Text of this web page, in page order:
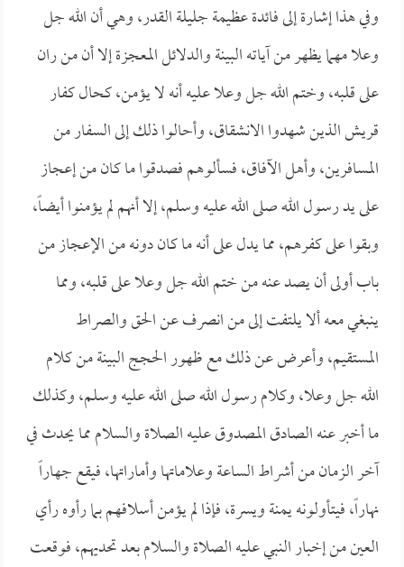
وفي هذا إشارة إلى فائدة عظيمة جليلة القدر، وهي أن الله جل
وعلا مهما يظهر من آياته البينة والدلائل المعجزة إلا أن من ران
على قلبه، وختم الله جل وعلا عليه أنه لا يؤمن، كحال كفار
قريش الذين شهدوا الانشقاق، وأحالوا ذلك إلى السفار من
المسافرين، وأهل الآفاق، فسألوهم فصدقوا ما كان من إعجاز
على يد رسول الله صلى الله عليه وسلم، إلا أنهم لم يؤمنوا أيضاً،
وبقوا على كفرهم، مما يدل على أنه ما كان دونه من الإعجاز من
باب أولى أن يصد عنه من ختم الله جل وعلا على قلبه، ومما
ينبغي معه ألا يلتفت إلى من انصرف عن الحق والصراط
المستقيم، وأعرض عن ذلك مع ظهور الحجج البينة من كلام
الله جل وعلا، وكلام رسول الله صلى الله عليه وسلم، وكذلك
ما أخبر عنه الصادق المصدوق عليه الصلاة والسلام مما يحدث في
آخر الزمان من أشراط الساعة وعلاماتها وأماراتها، فيقع جهاراً
نهاراً، فيتأولونه يمنة ويسرة، فإذا لم يؤمن أسلافهم بما رأوه رأي
العين من إخبار النبي عليه الصلاة والسلام بعد تحديهم، فوقعت